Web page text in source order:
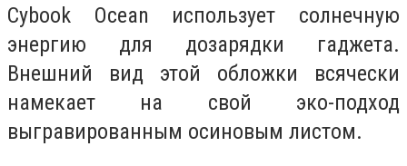
Cybook Ocean использует солнечную
энергию для дозарядки гаджета.
Внешний вид этой обложки всячески
намекает на свой эко-подход
выгравированным осиновым листом.